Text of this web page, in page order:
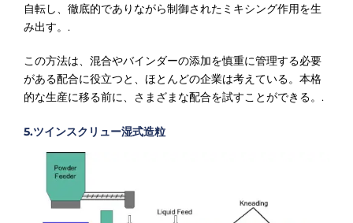
自転し、徹底的でありながら制御されたミキシング作用を生
み出す。.
この方法は、混合やバインダーの添加を慎重に管理する必要
がある配合に役立つと、ほとんどの企業は考えている。本格
的な生産に移る前に、さまざまな配合を試すことができる。.
5.ツインスクリュー湿式造粒